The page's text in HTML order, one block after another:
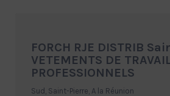
FORCH RJE DISTRIB
VETEMENTS DE TRAVAIL
PROFESSIONNELS
Sud, Saint-Pierre, A la Réunion